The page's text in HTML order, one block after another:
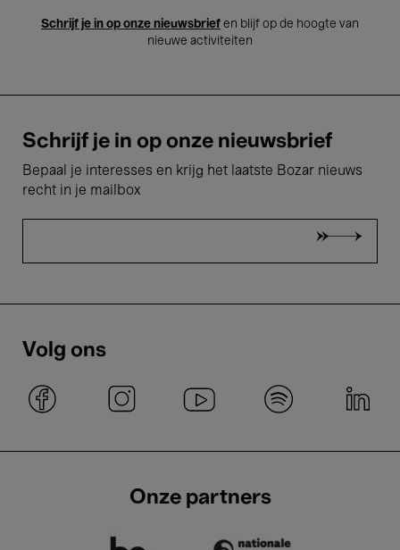
Schrijf je in op onze nieuwsbrief en blijf op de hoogte van
nieuwe activiteiten
Schrijf je in op onze nieuwsbrief
Bepaal je interesses en krijg het laatste Bozar nieuws
recht in je mailbox
Volg ons
Onze partners